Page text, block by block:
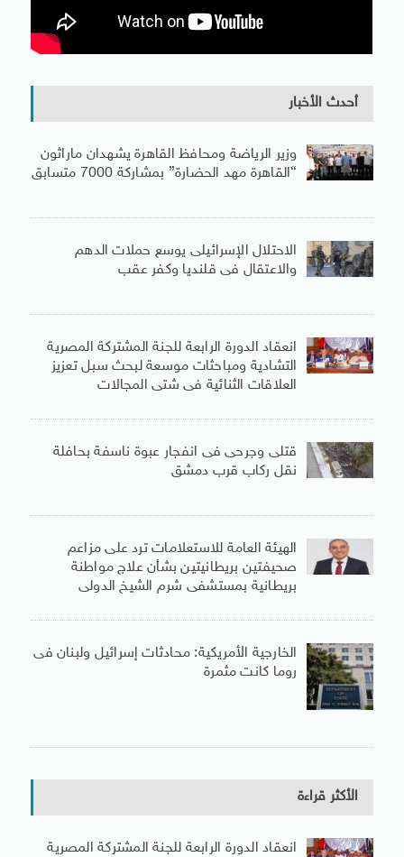
أحدث الأخبار
وزير الرياضة ومحافظ القاهرة يشهدان ماراثون
“القاهرة مهد الحضارة” بمشاركة 7000 متسابق
الاحتلال الإسرائيلى يوسع حملات الدهم
والاعتقال فى قلنديا وكفر عقب
انعقاد الدورة الرابعة للجنة المشتركة المصرية
التشادية ومباحثات موسعة لبحث سبل تعزيز
العلاقات الثنائية فى شتى المجالات
قتلى وجرحى فى انفجار عبوة ناسفة بحافلة
نقل ركاب قرب دمشق
الهيئة العامة للاستعلامات ترد على مزاعم
صحيفتين بريطانيتين بشأن علاج مواطنة
بريطانية بمستشفى شرم الشيخ الدولى
الخارجية الأمريكية: محادثات إسرائيل ولبنان فى
روما كانت مثمرة
الأكثر قراءة
انعقاد الدورة الرابعة للجنة المشتركة المصرية